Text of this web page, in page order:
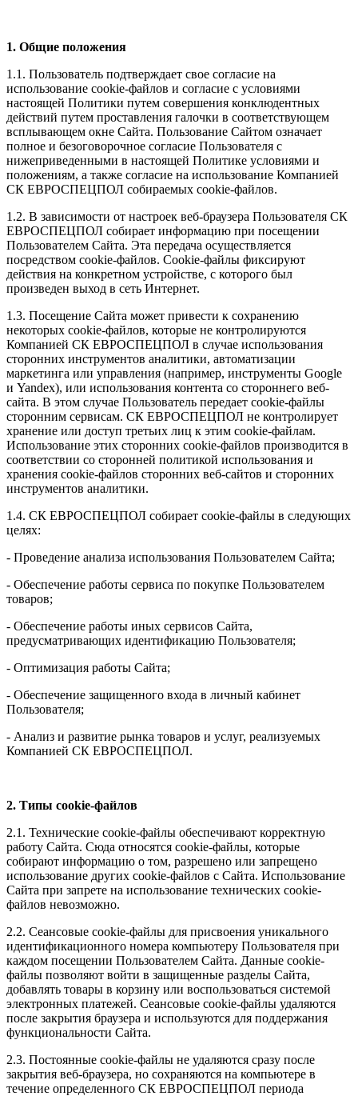
1. Общие положения
1.1. Пользователь подтверждает свое согласие на
использование cookie-файлов и согласие с условиями
настоящей Политики путем совершения конклюдентных
действий путем проставления галочки в соответствующем
всплывающем окне Сайта. Пользование Сайтом означает
полное и безоговорочное согласие Пользователя с
нижеприведенными в настоящей Политике условиями и
положениям, а также согласие на использование Компанией
СК ЕВРОСПЕЦПОЛ собираемых cookie-файлов.
1.2. В зависимости от настроек веб-браузера Пользователя СК
ЕВРОСПЕЦПОЛ собирает информацию при посещении
Пользователем Сайта. Эта передача осуществляется
посредством cookie-файлов. Cookie-файлы фиксируют
действия на конкретном устройстве, с которого был
произведен выход в сеть Интернет.
1.3. Посещение Сайта может привести к сохранению
некоторых сookie-файлов, которые не контролируются
Компанией СК ЕВРОСПЕЦПОЛ в случае использования
сторонних инструментов аналитики, автоматизации
маркетинга или управления (например, инструменты Google
и Yandex), или использования контента со стороннего веб-
сайта. В этом случае Пользователь передает cookie-файлы
сторонним сервисам. СК ЕВРОСПЕЦПОЛ не контролирует
хранение или доступ третьих лиц к этим сookie-файлам.
Использование этих сторонних сookie-файлов производится в
соответствии со сторонней политикой использования и
хранения сookie-файлов сторонних веб-сайтов и сторонних
инструментов аналитики.
1.4. СК ЕВРОСПЕЦПОЛ собирает cookie-файлы в следующих
целях:
- Проведение анализа использования Пользователем Сайта;
- Обеспечение работы сервиса по покупке Пользователем
товаров;
- Обеспечение работы иных сервисов Сайта,
предусматривающих идентификацию Пользователя;
- Оптимизация работы Сайта;
- Обеспечение защищенного входа в личный кабинет
Пользователя;
- Анализ и развитие рынка товаров и услуг, реализуемых
Компанией СК ЕВРОСПЕЦПОЛ.
2. Типы cookie-файлов
2.1. Технические cookie-файлы обеспечивают корректную
работу Сайта. Сюда относятся cookie-файлы, которые
собирают информацию о том, разрешено или запрещено
использование других cookie-файлов с Сайта. Использование
Сайта при запрете на использование технических cookie-
файлов невозможно.
2.2. Сеансовые cookie-файлы для присвоения уникального
идентификационного номера компьютеру Пользователя при
каждом посещении Пользователем Сайта. Данные cookie-
файлы позволяют войти в защищенные разделы Сайта,
добавлять товары в корзину или воспользоваться системой
электронных платежей. Сеансовые cookie-файлы удаляются
после закрытия браузера и используются для поддержания
функциональности Сайта.
2.3. Постоянные cookie-файлы не удаляются сразу после
закрытия веб-браузера, но сохраняются на компьютере в
течение определенного СК ЕВРОСПЕЦПОЛ периода